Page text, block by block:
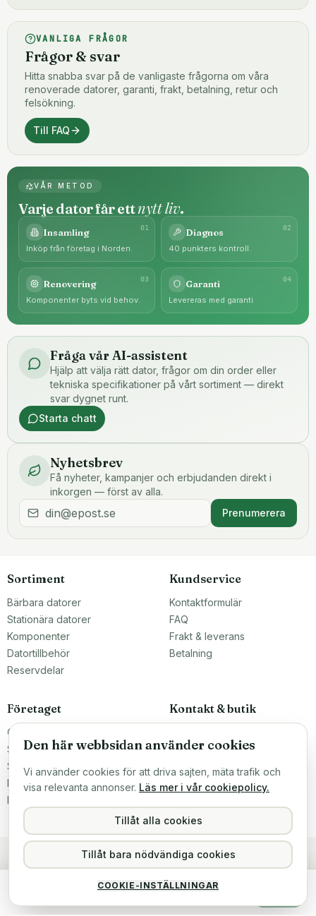
VANLIGA FRÅGOR
Frågor & svar
Hitta snabba svar på de vanligaste frågorna om våra
renoverade datorer, garanti, frakt, betalning, retur och
felsökning.
Till FAQ
VÅR METOD
Varje dator får ettnytt liv.
01
Insamling
Inköp från företag i Norden.
02
Diagnos
40 punkters kontroll.
03
Renovering
Komponenter byts vid behov.
04
Garanti
Levereras med garanti.
Fråga vår AI-assistent
Hjälp att välja rätt dator, frågor om din order eller
tekniska specifikationer på vårt sortiment — direkt
svar dygnet runt.
Starta chatt
Nyhetsbrev
Få nyheter, kampanjer och erbjudanden direkt i
inkorgen — först av alla.
Prenumerera
Sortiment
Bärbara datorer
Stationära datorer
Komponenter
Datortillbehör
Reservdelar
Kundservice
Kontaktformulär
FAQ
Frakt & leverans
Betalning
Företaget
Om oss
Större inköp?
Sälj till oss
Köpvillkor
Integritetspolicy
Kontakt & butik
Malmö, Sverige
ÖPPETTIDER
Hitta hit →
Apple MacBook Air 13 2 499 kr
Den här webbsidan använder cookies
Vi använder cookies för att driva sajten, mäta trafik och
visa relevanta annonser. Läs mer i vår cookiepolicy.
Tillåt alla cookies
Tillåt bara nödvändiga cookies
COOKIE-INSTÄLLNINGAR